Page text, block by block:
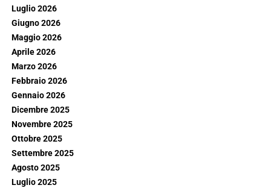
Luglio 2026
Giugno 2026
Maggio 2026
Aprile 2026
Marzo 2026
Febbraio 2026
Gennaio 2026
Dicembre 2025
Novembre 2025
Ottobre 2025
Settembre 2025
Agosto 2025
Luglio 2025